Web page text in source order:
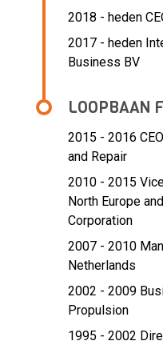
2018 - heden
2017 - heden
Business BV
LOOPBAAN
2015 - 2016
and Repair
2010 - 2015
North Europe
Corporation
2007 - 2010
Netherlands
2002 - 2009
Propulsion
1995 - 2002